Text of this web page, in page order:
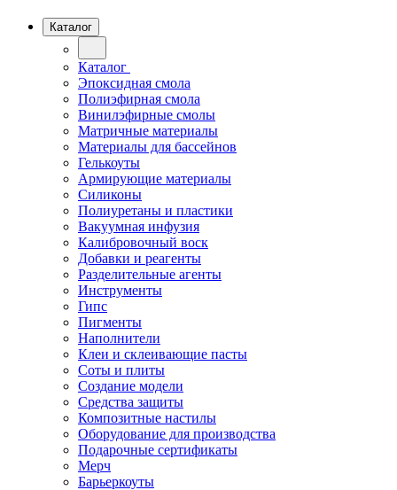
Каталог
Каталог
Эпоксидная смола
Полиэфирная смола
Винилэфирные смолы
Матричные материалы
Материалы для бассейнов
Гелькоуты
Армирующие материалы
Силиконы
Полиуретаны и пластики
Вакуумная инфузия
Калибровочный воск
Добавки и реагенты
Разделительные агенты
Инструменты
Гипс
Пигменты
Наполнители
Клеи и склеивающие пасты
Соты и плиты
Создание модели
Средства защиты
Композитные настилы
Оборудование для производства
Подарочные сертификаты
Мерч
Барьеркоуты